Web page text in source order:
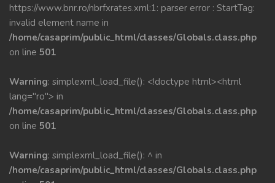
https://www.bnr.ro/nbrfxrates.xml:1: parser error : StartTag:
invalid element name in
/home/casaprim/public_html/classes/Globals.class.php
on line 501
Warning: simplexml_load_file(): <!doctype html><html
lang="ro"> in
/home/casaprim/public_html/classes/Globals.class.php
on line 501
Warning: simplexml_load_file(): ^ in
/home/casaprim/public_html/classes/Globals.class.php